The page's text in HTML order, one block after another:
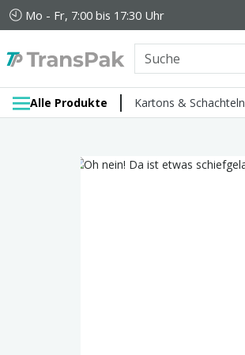
Mo - Fr, 7:00 bis 17:30 Uhr
Alle Produkte Kartons & Schachteln